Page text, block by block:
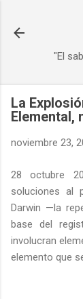
"El
La
Elemental,
noviembre 23,
28 octubre
soluciones al
Darwin —la
base del
involucran
elemento que